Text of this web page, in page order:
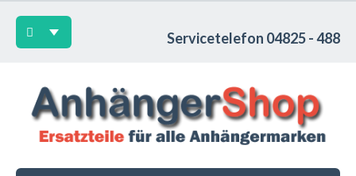
Servicetelefon 04825 - 488